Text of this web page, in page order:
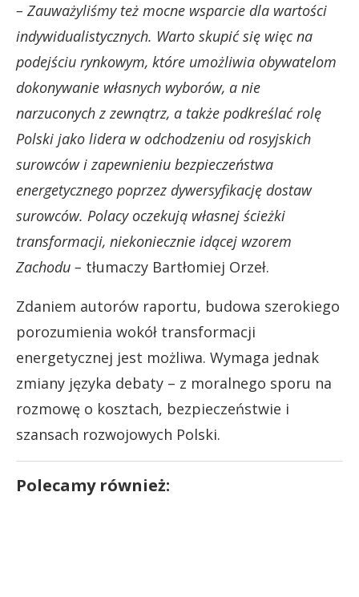
– Zauważyliśmy też mocne wsparcie dla wartości
indywidualistycznych. Warto skupić się więc na
podejściu rynkowym, które umożliwia obywatelom
dokonywanie własnych wyborów, a nie
narzuconych z zewnątrz, a także podkreślać rolę
Polski jako lidera w odchodzeniu od rosyjskich
surowców i zapewnieniu bezpieczeństwa
energetycznego poprzez dywersyfikację dostaw
surowców. Polacy oczekują własnej ścieżki
transformacji, niekoniecznie idącej wzorem
Zachodu – tłumaczy Bartłomiej Orzeł.
Zdaniem autorów raportu, budowa szerokiego
porozumienia wokół transformacji
energetycznej jest możliwa. Wymaga jednak
zmiany języka debaty – z moralnego sporu na
rozmowę o kosztach, bezpieczeństwie i
szansach rozwojowych Polski.
Polecamy również: